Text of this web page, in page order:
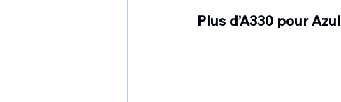
Plus d’A330 pour Azul